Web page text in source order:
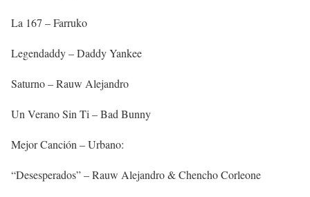
La 167 – Farruko
Legendaddy – Daddy Yankee
Saturno – Rauw Alejandro
Un Verano Sin Ti – Bad Bunny
Mejor Canción – Urbano:
“Desesperados” – Rauw Alejandro & Chencho Corleone